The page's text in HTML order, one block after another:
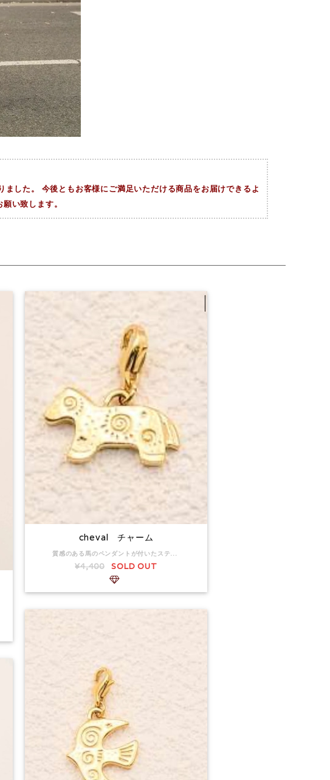
した。 今後ともお客様にご満足いただける商品をお届けできるよ
い致します。
cheval チャーム
質感のある馬のペンダントが付いたステンレススチール製のチャーム。 チャームのサイズ：19x 20.5mm。 ■返品：可
¥4,400 SOLD OUT